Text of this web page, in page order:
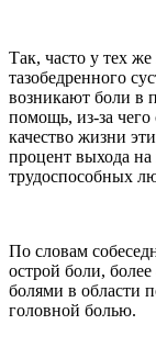
Так, часто у тех
тазобедренного
возникают боли в
помощь, из-за чего
качество жизни
процент выхода на
трудоспособных
По словам
острой боли,
болями в области
головной болью.